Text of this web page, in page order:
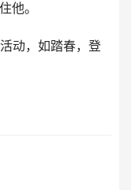
他。
动，如踏春，登